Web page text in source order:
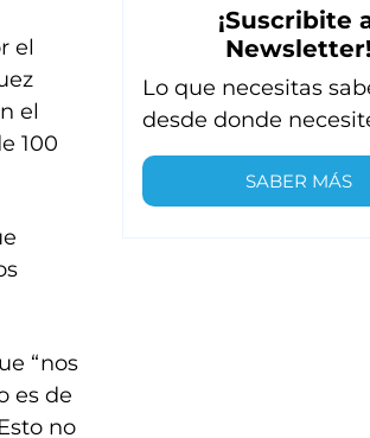
el
el
100
“nos
es de
no
¡Suscribite
Newsletter!
Lo que necesitas
desde donde
SABER MÁS